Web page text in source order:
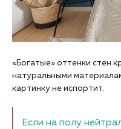
«Богатые» оттенки стен
натуральными
картинку не испортит.
Если на полу